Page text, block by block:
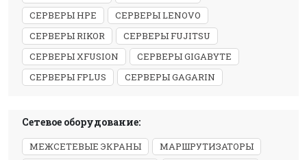
СЕРВЕРЫ HPE
СЕРВЕРЫ LENOVO
СЕРВЕРЫ RIKOR
СЕРВЕРЫ FUJITSU
СЕРВЕРЫ XFUSION
СЕРВЕРЫ GIGABYTE
СЕРВЕРЫ FPLUS
СЕРВЕРЫ GAGARIN
Сетевое оборудование:
МЕЖСЕТЕВЫЕ ЭКРАНЫ
МАРШРУТИЗАТОРЫ